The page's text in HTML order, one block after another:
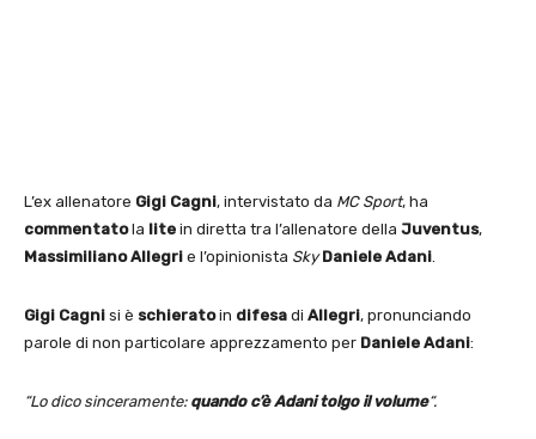
L’ex allenatore Gigi Cagni, intervistato da MC Sport, ha
commentatola lite in diretta tra l’allenatore della Juventus,
Massimiliano Allegri e l’opinionista SkyDaniele Adani.
Gigi Cagni si è schieratoin difesa di Allegri, pronunciando
parole di non particolare apprezzamento per Daniele Adani:
“Lo dico sinceramente: quando c’è Adani tolgo il volume“.